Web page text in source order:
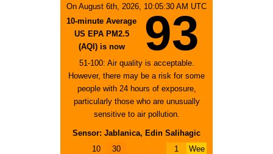
On August 6th, 2026, 10:05:30 AM UTC
10-minute Average
US EPA PM2.5
(AQI) is now
93
51-100: Air quality is acceptable.
However, there may be a risk for some
people with 24 hours of exposure,
particularly those who are unusually
sensitive to air pollution.
Sensor: Jablanica, Edin Salihagic
10
30
1
Wee